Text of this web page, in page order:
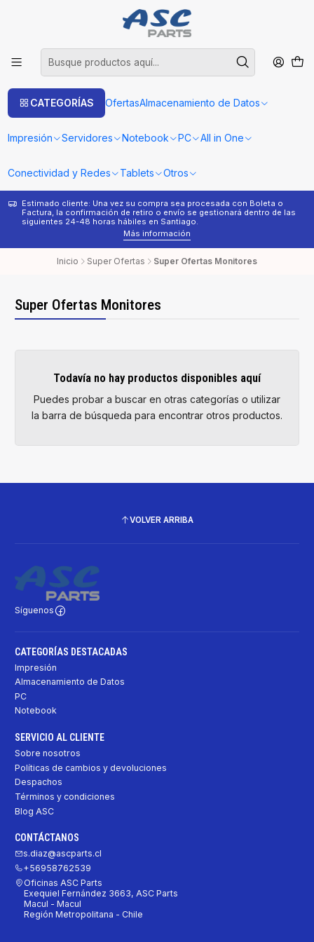
CATEGORÍAS OfertasAlmacenamiento de Datos
Impresión Servidores Notebook PC All in One
Conectividad y Redes Tablets Otros
Estimado cliente: Una vez su compra sea procesada con Boleta o
Factura, la confirmación de retiro o envío se gestionará dentro de las
siguientes 24-48 horas hábiles en Santiago.
Más información
Inicio Super Ofertas Super Ofertas Monitores
Super Ofertas Monitores
Todavía no hay productos disponibles aquí
Puedes probar a buscar en otras categorías o utilizar
la barra de búsqueda para encontrar otros productos.
VOLVER ARRIBA
Síguenos
CATEGORÍAS DESTACADAS
Impresión
Almacenamiento de Datos
PC
Notebook
SERVICIO AL CLIENTE
Sobre nosotros
Políticas de cambios y devoluciones
Despachos
Términos y condiciones
Blog ASC
CONTÁCTANOS
s.diaz@ascparts.cl
+56958762539
Oficinas ASC Parts
Exequiel Fernández 3663, ASC Parts
Macul - Macul
Región Metropolitana - Chile